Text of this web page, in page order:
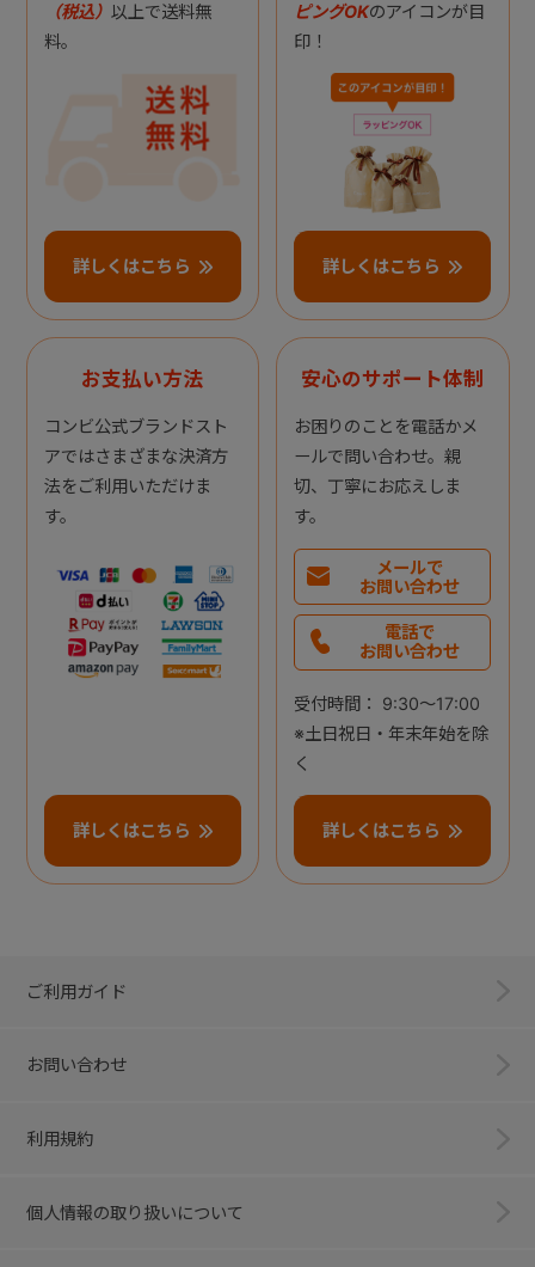
（税込） 以上で送料無
料。
詳しくはこちら
ピングOKのアイコンが目
印！
詳しくはこちら
お支払い方法
コンビ公式ブランドスト
アではさまざまな決済方
法をご利用いただけま
す。
詳しくはこちら
安心のサポート体制
お困りのことを電話かメ
ールで問い合わせ。親
切、丁寧にお応えしま
す。
メールで
お問い合わせ
電話で
お問い合わせ
受付時間： 9:30～17:00
※土日祝日・年末年始を除
く
詳しくはこちら
ご利用ガイド
お問い合わせ
利用規約
個人情報の取り扱いについて